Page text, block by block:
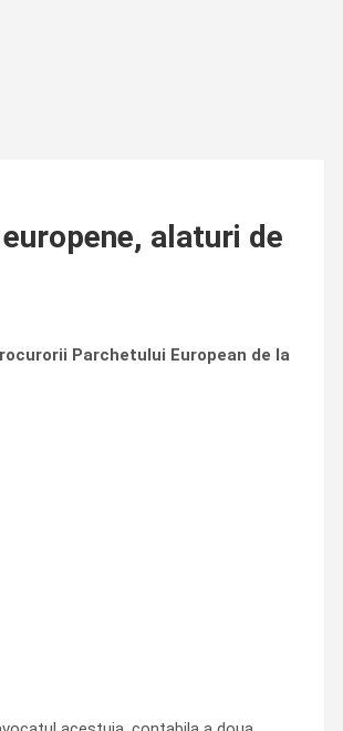
alaturi de
Parchetului European de la